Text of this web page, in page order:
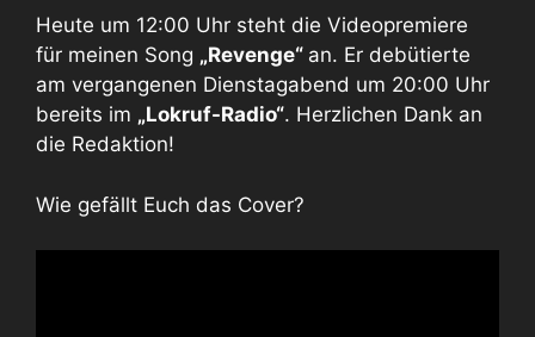
Heute um 12:00 Uhr steht die Videopremiere
für meinen Song „Revenge“ an. Er debütierte
am vergangenen Dienstagabend um 20:00 Uhr
bereits im „Lokruf-Radio“. Herzlichen Dank an
die Redaktion!
Wie gefällt Euch das Cover?